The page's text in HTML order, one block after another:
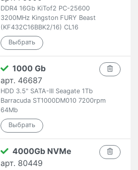
DDR4 16Gb KiTof2 PC-25600
3200MHz Kingston FURY Beast
(KF432C16BBK2/16) CL16
1000 Gb
арт. 46687
HDD 3.5" SATA-III Seagate 1Tb
Barracuda ST1000DM010 7200rpm
64Mb
4000Gb NVMe
арт. 80449